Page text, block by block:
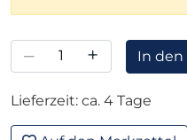
– + In den
Lieferzeit: ca. 4 Tage